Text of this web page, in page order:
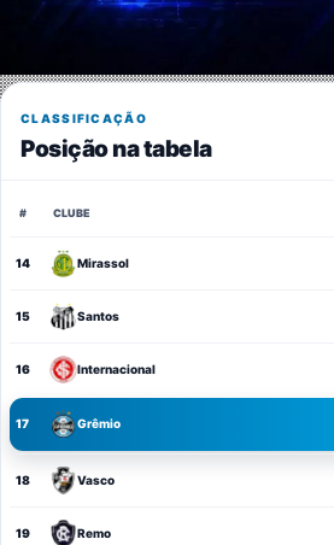
CLASSIFICAÇÃO
Posição na tabela
# CLUBE
14 Mirassol
15 Santos
16 Internacional
17 Grêmio
18 Vasco
19 Remo